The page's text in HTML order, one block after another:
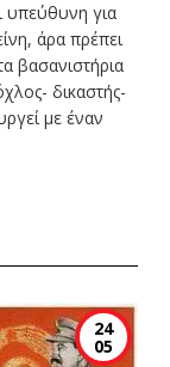
υπεύθυνη για
άρα πρέπει
βασανιστήρια
δικαστής-
με έναν
24
05